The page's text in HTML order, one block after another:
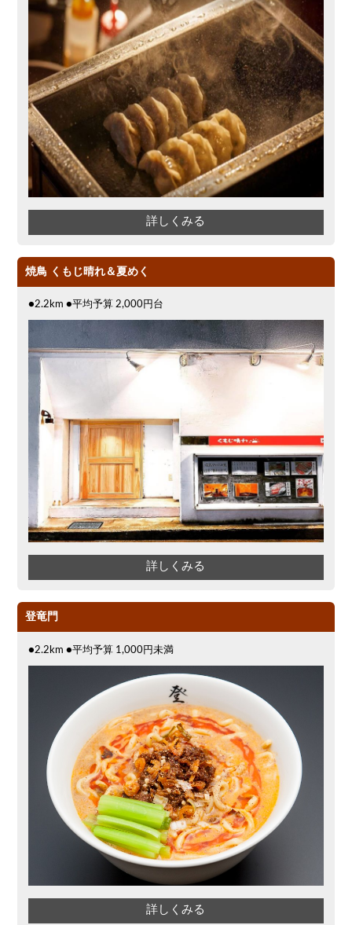
詳しくみる
焼鳥 くもじ晴れ＆夏めく
●2.2km ●平均予算 2,000円台
詳しくみる
登竜門
●2.2km ●平均予算 1,000円未満
詳しくみる